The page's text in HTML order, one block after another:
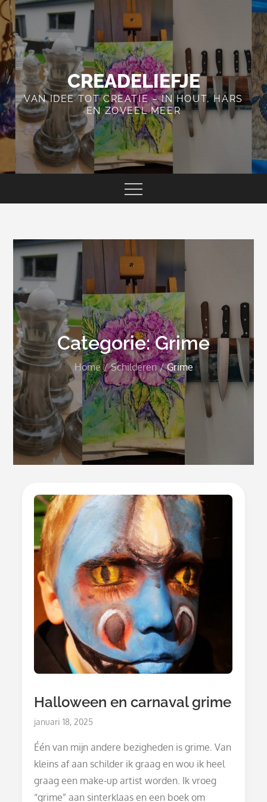
Skip
to
content
CREADELIEFJE
VAN IDEE TOT CREATIE – IN HOUT, HARS
EN ZOVEEL MEER
Categorie:Grime
Home Schilderen Grime
Halloween en carnaval grime
Posted
januari 18, 2025
Één van mijn andere bezigheden is grime. Van
kleins af aan schilder ik graag en wou ik heel
graag een make-up artist worden. Ik vroeg
“grime” aan sinterklaas en een boek om